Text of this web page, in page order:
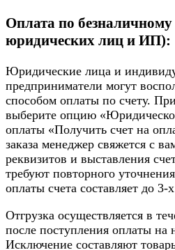
Оплата по безналичному
юридических лиц и ИП):
Юридические лица и
предприниматели могут
способом оплаты по счету.
выберите опцию
оплаты «Получить счет на
заказа менеджер свяжется с
реквизитов и выставления
требуют повторного
оплаты счета составляет до 3-
Отгрузка осуществляется в
после поступления оплаты на
Исключение составляют